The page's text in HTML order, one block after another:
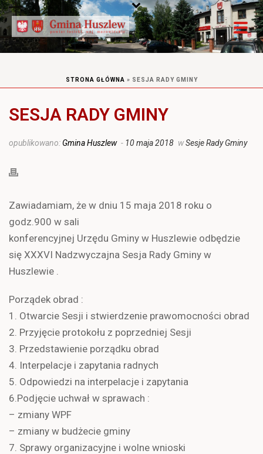
STRONA GŁÓWNA » SESJA RADY GMINY
SESJA RADY GMINY
opublikowano: Gmina Huszlew - 10 maja 2018 wSesje Rady Gminy
Zawiadamiam, że w dniu 15 maja 2018 roku o
godz.900 w sali
konferencyjnej Urzędu Gminy w Huszlewie odbędzie
się XXXVI Nadzwyczajna Sesja Rady Gminy w
Huszlewie .
Porządek obrad :
1. Otwarcie Sesji i stwierdzenie prawomocności obrad
2. Przyjęcie protokołu z poprzedniej Sesji
3. Przedstawienie porządku obrad
4. Interpelacje i zapytania radnych
5. Odpowiedzi na interpelacje i zapytania
6.Podjęcie uchwał w sprawach :
– zmiany WPF
– zmiany w budżecie gminy
7. Sprawy organizacyjne i wolne wnioski